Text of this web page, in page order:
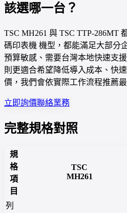
該選哪一台？
TSC MH261 與 TSC TTP-286MT
碼印表機 機型，都能滿足大部分
預算敏感、需要台灣本地快速支
則更適合希望降低導入成本、快
價，我們會依實際工作流程推薦
立即詢價聯絡業務
完整規格對照
規
格
項
目
TSC
MH261
列